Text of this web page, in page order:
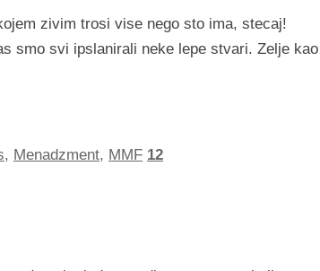
zivim trosi vise nego sto ima, stecaj!
smo svi ipslanirali neke lepe stvari. Zelje kao
, Menadzment, MMF 12